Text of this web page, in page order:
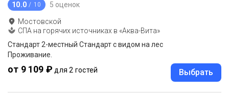
10.0 / 10 5 оценок
Мостовской
СПА на горячих источниках в «Аква-Вита»
Стандарт 2-местный Стандарт с видом на лес
Проживание.
от 9 109 ₽ для 2 гостей Выбрать